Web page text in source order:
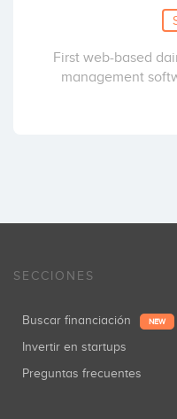
First web-based
management
SECCIONES
Buscar financiación NEW
Invertir en startups
Preguntas frecuentes